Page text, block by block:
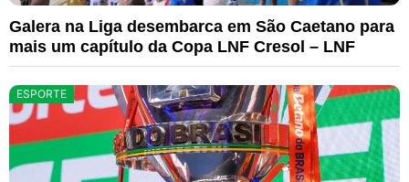
Galera na Liga desembarca em São Caetano para
mais um capítulo da Copa LNF Cresol – LNF
ESPORTE